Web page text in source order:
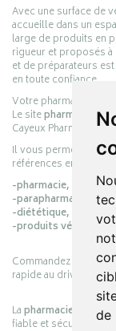
de
Avec une surface de
accueille dans un
large de produits en
rigueur et proposés
et de préparateurs
en toute confiance.
Votre pharmacie en
Le sitepharmacie-
Cayeux Pharmabest
Il vous permet de
références en :
-pharmacie,
-parapharmacie,
-diététique,
-produits
Commandez
rapide au drive ou la
Lapharmacie Cayeux
fiable et sécurisée, en